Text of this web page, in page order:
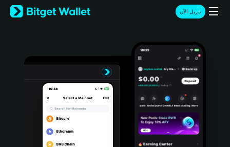
English
日本語
Türkçe
Português (Portugal)
تنزيل الآن